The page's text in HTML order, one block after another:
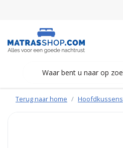
Terug naar home Hoofdkussens